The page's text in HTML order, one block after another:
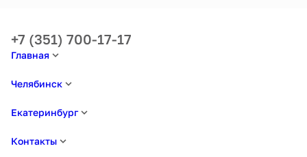
Главная
Челябинск
Екатеринбург
Контакты
+7 (351) 700-17-17